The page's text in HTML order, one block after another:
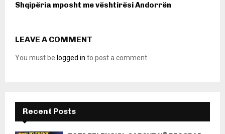
Shqipëria mposht me vështirësi Andorrën
LEAVE A COMMENT
You must be logged in to post a comment.
Recent Posts